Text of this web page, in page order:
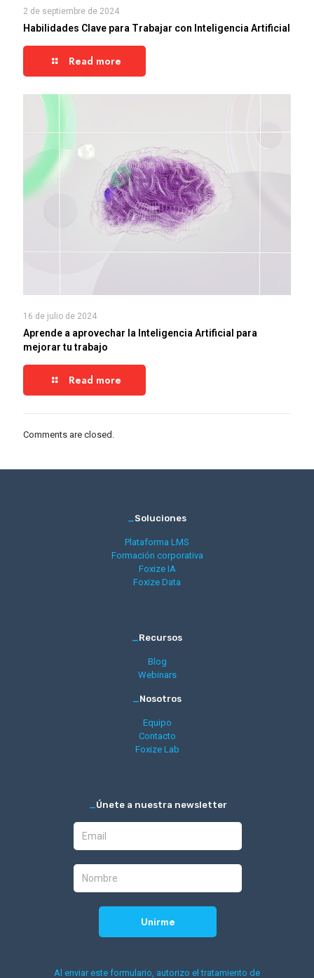
2 de septiembre de 2024
Habilidades Clave para Trabajar con Inteligencia Artificial
Read more
16 de julio de 2024
Aprende a aprovechar la Inteligencia Artificial para
mejorar tu trabajo
Read more
Comments are closed.
_Soluciones
Plataforma LMS
Formación corporativa
Foxize IA
Foxize Data
_Recursos
Blog
Webinars
_Nosotros
Equipo
Contacto
Foxize Lab
_Únete a nuestra newsletter
Al enviar este formulario, autorizo el tratamiento de